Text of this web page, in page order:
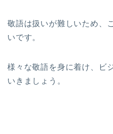
敬語は扱いが難しいため、
いです。
様々な敬語を身に着け、ビ
いきましょう。